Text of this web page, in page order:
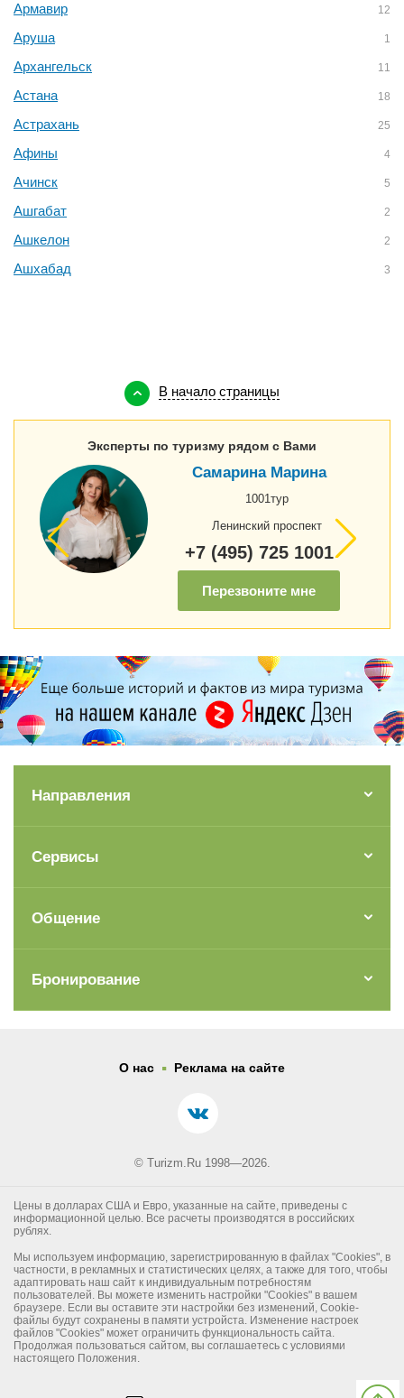
Армавир 12
Аруша 1
Архангельск 11
Астана 18
Астрахань 25
Афины 4
Ачинск 5
Ашгабат 2
Ашкелон 2
Ашхабад 3
В начало страницы
Эксперты по туризму рядом с Вами
Самарина Марина
1001тур
Ленинский проспект
+7 (495) 725 1001
Перезвоните мне
Направления
Сервисы
Общение
Бронирование
О нас . Реклама на сайте
© Turizm.Ru 1998—2026.
Цены в долларах США и Евро, указанные на сайте, приведены с
информационной целью. Все расчеты производятся в российских
рублях.
Мы используем информацию, зарегистрированную в файлах "Cookies", в
частности, в рекламных и статистических целях, а также для того, чтобы
адаптировать наш сайт к индивидуальным потребностям
пользователей. Вы можете изменить настройки "Cookies" в вашем
браузере. Если вы оставите эти настройки без изменений, Cookie-
файлы будут сохранены в памяти устройста. Изменение настроек
файлов "Cookies" может ограничить функциональность сайта.
Продолжая пользоваться сайтом, вы соглашаетесь с условиями
настоящего Положения.